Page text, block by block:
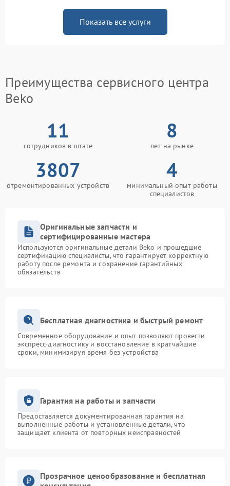
Показать все услуги
Преимущества сервисного центра
Beko
11
сотрудников в штате
8
лет на рынке
3807
отремонтированных устройств
4
минимальный опыт работы
специалистов
Оригинальные запчасти и
сертифицированные мастера
Используются оригинальные детали Beko и прошедшие
сертификацию специалисты, что гарантирует корректную
работу после ремонта и сохранение гарантийных
обязательств
Бесплатная диагностика и быстрый ремонт
Современное оборудование и опыт позволяют провести
экспресс-диагностику и восстановление в кратчайшие
сроки, минимизируя время без устройства
Гарантия на работы и запчасти
Предоставляется документированная гарантия на
выполненные работы и установленные детали, что
защищает клиента от повторных неисправностей
Прозрачное ценообразование и бесплатная